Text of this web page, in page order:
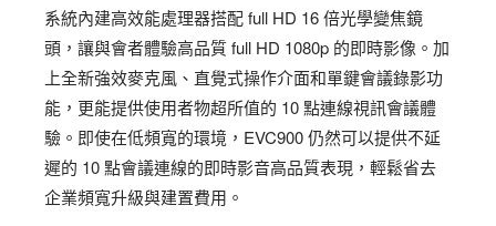
系統內建高效能處理器搭配 full HD 16 倍光學變焦鏡
頭，讓與會者體驗高品質 full HD 1080p 的即時影像。加
上全新強效麥克風、直覺式操作介面和單鍵會議錄影功
能，更能提供使用者物超所值的 10 點連線視訊會議體
驗。即使在低頻寬的環境，EVC900 仍然可以提供不延
遲的 10 點會議連線的即時影音高品質表現，輕鬆省去
企業頻寬升級與建置費用。